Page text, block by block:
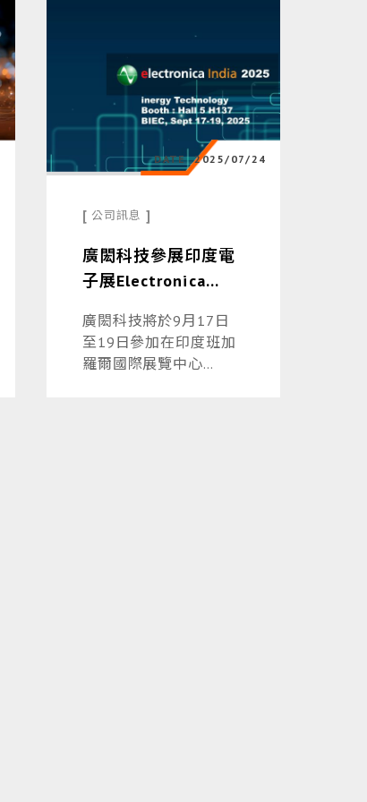
DATE 2025/07/24
[ 公司訊息 ]
廣閎科技參展印度電
子展Electronica
效能馬達驅動方案與
智慧移動
廣閎科技將於9月17日
至19日參加在印度班加
羅爾國際展覽中心